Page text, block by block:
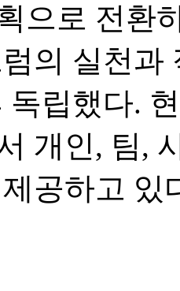
으로 전환
의 실천과
독립했다.
개인, 팀,
공하고 있